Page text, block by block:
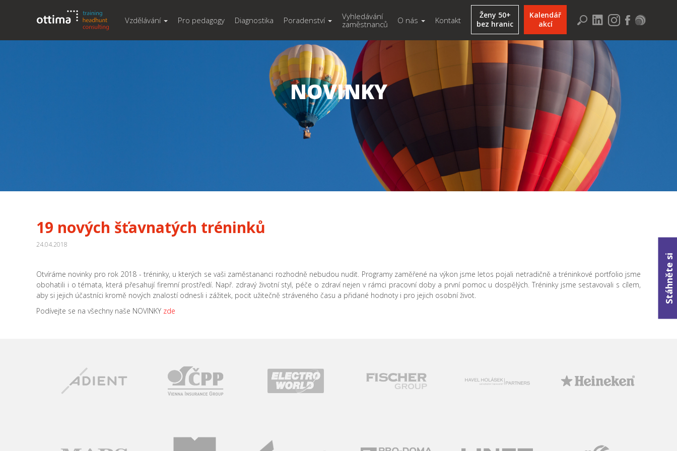
Vzdělávání Pro pedagogy Diagnostika Poradenství
Vyhledávání
zaměstnanců
O nás Kontakt
Ženy 50+
bez hranic
Kalendář
akcí
NOVINKY
19 nových šťavnatých tréninků
24.04.2018
Otvíráme novinky pro rok 2018 - tréninky, u kterých se vaši zaměstananci rozhodně nebudou nudit. Programy zaměřené na výkon jsme letos pojali netradičně a tréninkové portfolio jsme
obohatili i o témata, která přesahují firemní prostředí. Např. zdravý životní styl, péče o zdraví nejen v rámci pracovní doby a první pomoc u dospělých. Tréninky jsme sestavovali s cílem,
aby si jejich účastníci kromě nových znalostí odnesli i zážitek, pocit užitečně stráveného času a přidané hodnoty i pro jejich osobní život.
Podívejte se na všechny naše NOVINKY zde
Stáhněte si